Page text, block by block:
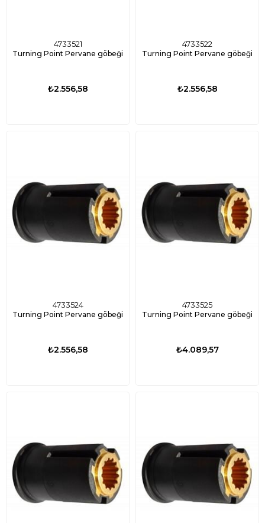
4733521
Turning Point Pervane göbeği
₺2.556,58
4733522
Turning Point Pervane göbeği
₺2.556,58
4733524
Turning Point Pervane göbeği
₺2.556,58
4733525
Turning Point Pervane göbeği
₺4.089,57